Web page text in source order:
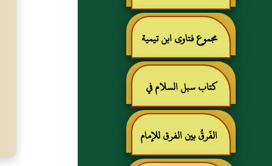
مجموع فتاوى ابن تيمية
كتاب سبل السلام في
شرح بلوغ المرام للإمام
الفَرقُ بين الفرق للإمام